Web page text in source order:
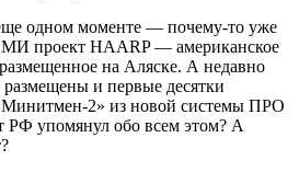
одном моменте — почему-то уже
проект HAARP — американское
на Аляске. А недавно
и первые десятки
2» из новой системы ПРО
упомянул обо всем этом? А